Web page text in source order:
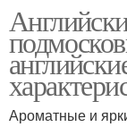
Розы для
Ароматные и